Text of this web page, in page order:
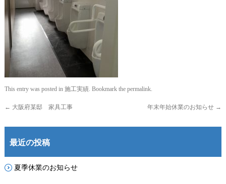
This entry was posted in 施工実績. Bookmark the permalink.
← 大阪府某邸 家具工事 年末年始休業のお知らせ →
最近の投稿
夏季休業のお知らせ